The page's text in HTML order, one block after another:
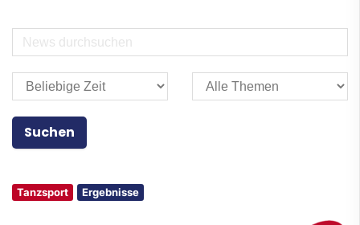
Tanzsport Ergebnisse